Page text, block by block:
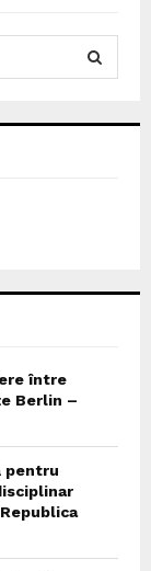
între
Berlin –
pentru